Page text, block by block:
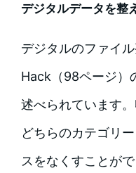
デジタルデータを整
デジタルのファイ
Hack（98ページ）
述べられています
どちらのカテゴリ
スをなくすことがで